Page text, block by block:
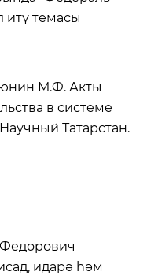
итү темасы
М.Ф. Акты
в системе
Татарстан.
идарә һәм